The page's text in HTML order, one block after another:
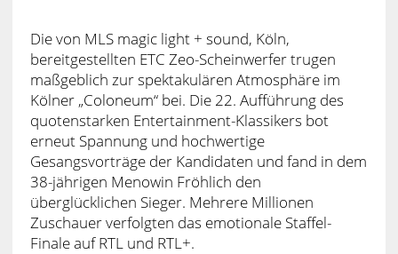
Die von MLS magic light + sound, Köln,
bereitgestellten ETC Zeo-Scheinwerfer trugen
maßgeblich zur spektakulären Atmosphäre im
Kölner „Coloneum“ bei. Die 22. Aufführung des
quotenstarken Entertainment-Klassikers bot
erneut Spannung und hochwertige
Gesangsvorträge der Kandidaten und fand in dem
38-jährigen Menowin Fröhlich den
überglücklichen Sieger. Mehrere Millionen
Zuschauer verfolgten das emotionale Staffel-
Finale auf RTL und RTL+.